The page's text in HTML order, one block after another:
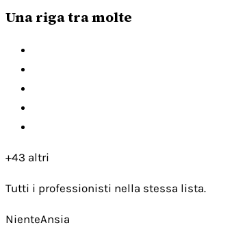
Una riga tra molte
+43 altri
Tutti i professionisti nella stessa lista.
NienteAnsia